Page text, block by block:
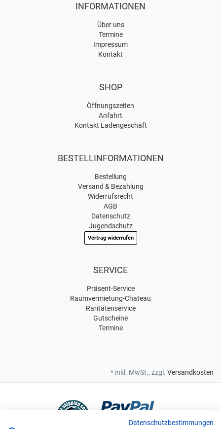
INFORMATIONEN
Über uns
Termine
Impressum
Kontakt
SHOP
Öffnungszeiten
Anfahrt
Kontakt Ladengeschäft
BESTELLINFORMATIONEN
Bestellung
Versand & Bezahlung
Widerrufsrecht
AGB
Datenschutz
Jugendschutz
Vertrag widerrufen
SERVICE
Präsent-Service
Raumvermietung-Chateau
Raritätenservice
Gutscheine
Termine
* inkl. MwSt., zzgl. Versandkosten
Datenschutzbestimmungen